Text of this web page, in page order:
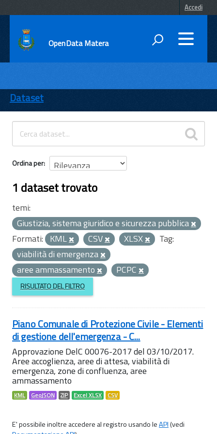
Accedi
OpenData Matera
ENTI
TEMI
INFORMAZIONI
Dataset
Ordina per
1 dataset trovato
temi:
Giustizia, sistema giuridico e sicurezza pubblica
Formati: KML CSV XLSX
Tag:
viabilità di emergenza
aree ammassamento
PCPC
RISULTATO DEL FILTRO
Piano Comunale di Protezione Civile - Elementi
di gestione dell'emergenza - C...
Approvazione DelC 00076-2017 del 03/10/2017.
Aree accoglienza, aree di attesa, viabilità di
emergenza, zone di confluenza, aree
ammassamento
KML GeoJSON ZIP Excel XLSX CSV
E' possibile inoltre accedere al registro usando leAPI(vedi